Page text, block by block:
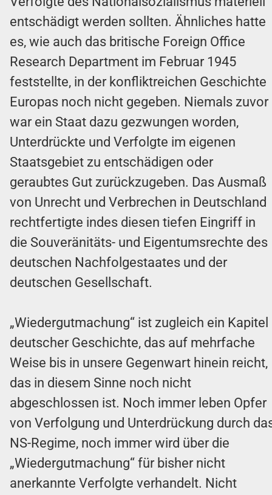
entschädigt werden sollten. Ähnliches hatte
es, wie auch das britische Foreign Office
Research Department im Februar 1945
feststellte, in der konfliktreichen Geschichte
Europas noch nicht gegeben. Niemals zuvor
war ein Staat dazu gezwungen worden,
Unterdrückte und Verfolgte im eigenen
Staatsgebiet zu entschädigen oder
geraubtes Gut zurückzugeben. Das Ausmaß
von Unrecht und Verbrechen in Deutschland
rechtfertigte indes diesen tiefen Eingriff in
die Souveränitäts- und Eigentumsrechte des
deutschen Nachfolgestaates und der
deutschen Gesellschaft.
„Wiedergutmachung“ ist zugleich ein Kapitel
deutscher Geschichte, das auf mehrfache
Weise bis in unsere Gegenwart hinein reicht,
das in diesem Sinne noch nicht
abgeschlossen ist. Noch immer leben Opfer
von Verfolgung und Unterdrückung durch
NS-Regime, noch immer wird über die
„Wiedergutmachung“ für bisher nicht
anerkannte Verfolgte verhandelt. Nicht